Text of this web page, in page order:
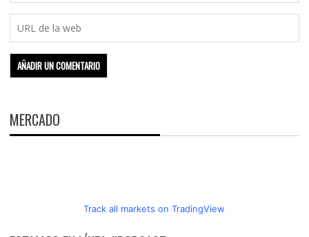
MERCADO
Track all markets on TradingView